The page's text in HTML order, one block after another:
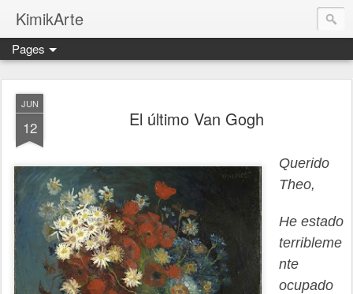
KimikArte
Pages
JUN
12 El último Van Gogh
Querido
Theo,
He estado
terribleme
nte
ocupado